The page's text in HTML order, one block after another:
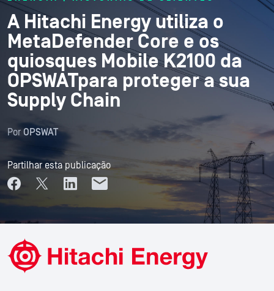
A Hitachi Energy utiliza o
MetaDefender Core e os
quiosques Mobile K2100 da
OPSWATpara proteger a sua
Supply Chain
Por OPSWAT
Partilhar esta publicação